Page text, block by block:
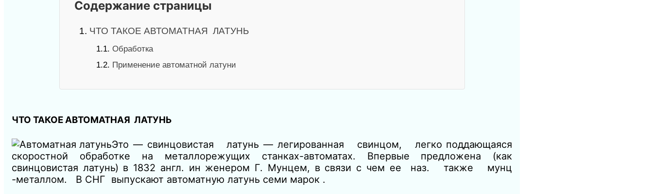
Содержание страницы
1. ЧТО ТАКОЕ АВТОМАТНАЯ ЛАТУНЬ
1.1. Обработка
1.2. Применение автоматной латуни
ЧТО ТАКОЕ АВТОМАТНАЯ ЛАТУНЬ
Это — свинцовистая латунь — легированная свинцом, легко поддающаяся
скоростной обработке на металлорежущих станках-автоматах. Впервые предложена (как
свинцовистая латунь) в 1832 англ. ин женером Г. Мунцем, в связи с чем ее наз. также мунц
-металлом. В СНГ выпускают автоматную латунь семи марок .